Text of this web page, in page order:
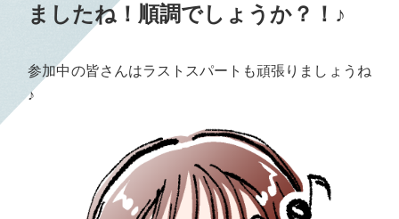
ましたね！順調でしょうか？！♪
参加中の皆さんはラストスパートも頑張りましょうね
♪